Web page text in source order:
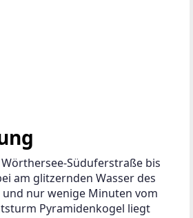
Süduferstraße bis
am glitzernden Wasser des
und nur wenige Minuten vom
Pyramidenkogel liegt